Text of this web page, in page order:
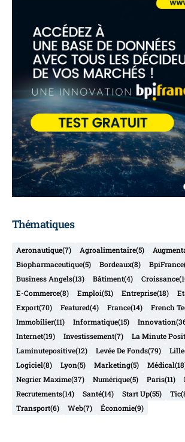
Thématiques
Aeronautique(7) Agroalimentaire(5)
Biopharmaceutique(5) Bordeaux(8) BpiFrance
Business Angels(13) Bâtiment(4) Croissance
E-Commerce(8) Emploi(51) Entreprise(18)
Export(70) Featured(4) France(14) French
Immobilier(11) Informatique(15) Innovation
Internet(19) Investissement(7) La Minute
Laminutepositive(12) Levée De Fonds(79) Lille
Logiciel(8) Lyon(5) Marketing(5) Médical
Negrier Maxime(37) Numérique(5) Paris(11)
Recrutements(14) Santé(14) Start Up(55) Tic
Transport(6) Web(7) Économie(9)